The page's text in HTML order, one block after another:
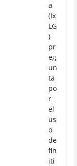
a
(Ix
LG
)
pr
eg
un
ta
po
r
el
us
o
de
fin
iti